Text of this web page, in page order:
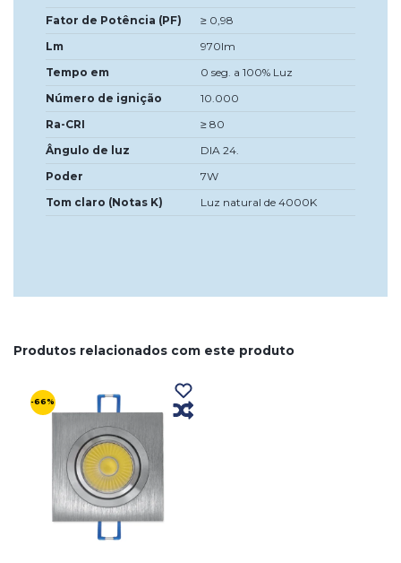
Fator de Potência (PF)
≥ 0,98
Lm
970lm
Tempo em
0 seg. a 100% Luz
Número de ignição
10.000
Ra-CRI
≥ 80
Ângulo de luz
DIA 24.
Poder
7W
Tom claro (Notas K)
Luz natural de 4000K
Produtos relacionados com este produto
-66%